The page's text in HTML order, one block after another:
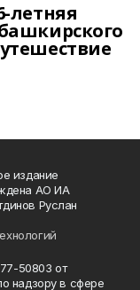
летняя
издание
АО ИА
Руслан
50803 от
надзору в сфере